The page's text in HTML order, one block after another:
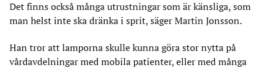
Det finns också många utrustningar som är känsliga, som
man helst inte ska dränka i sprit, säger Martin Jonsson.
Han tror att lamporna skulle kunna göra stor nytta på
vårdavdelningar med mobila patienter, eller med många